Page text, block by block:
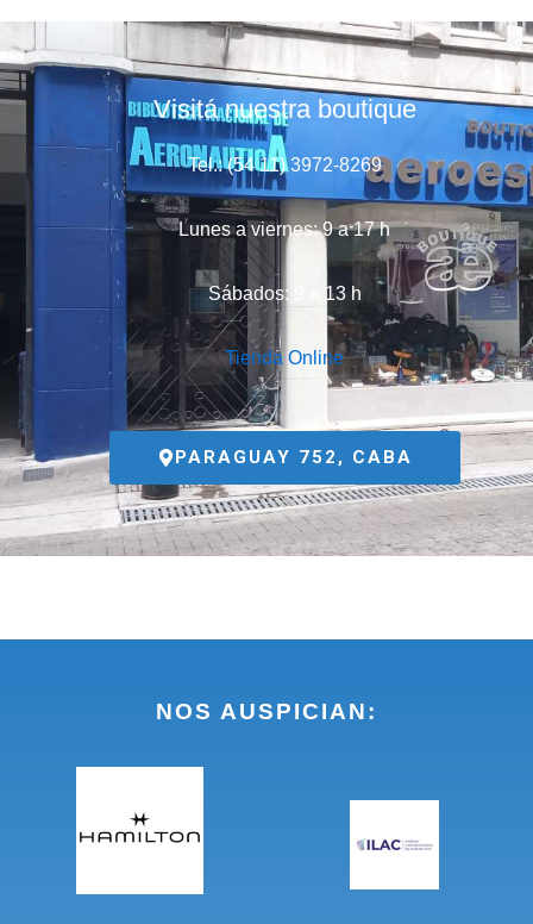
Visitá nuestra boutique
Tel.: (54 11) 3972-8269
Lunes a viernes: 9 a 17 h
Sábados: 9 a 13 h
Tienda Online
PARAGUAY 752, CABA
NOS AUSPICIAN: